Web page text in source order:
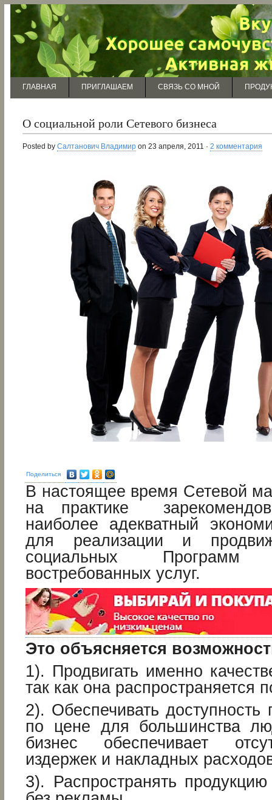
ГЛАВНАЯ ПРИГЛАШАЕМ СВЯЗЬ СО МНОЙ
О социальной роли Сетевого бизнеса
Posted by Салтанович Владимир on 23 апреля, 2011 · 2 комментария
Поделиться
В настоящее время Сетевой
на практике
наиболее адекватный
для реализации и
социальных
востребованных услуг.
Это объясняется
1). Продвигать именно
так как она распространяется
2). Обеспечивать доступность
по цене для большинства
бизнес обеспечивает
издержек и накладных
3). Распространять